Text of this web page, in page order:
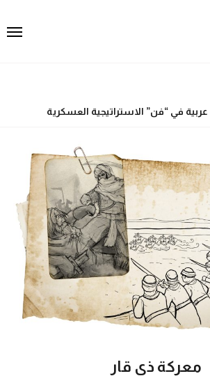
في “فن” الاستراتيجية العسكرية
معركة ذي قار